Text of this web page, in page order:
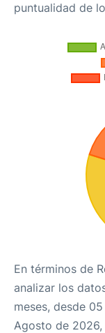
puntualidad de
En términos de
analizar los
meses, desde
Agosto de